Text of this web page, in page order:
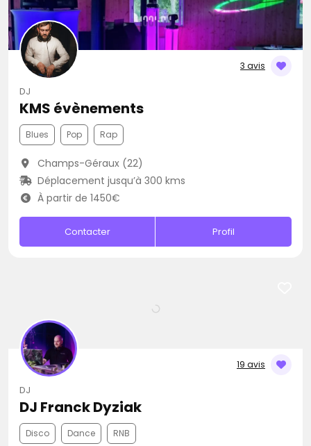
3 avis
DJ
KMS évènements
Blues Pop Rap
Champs-Géraux (22)
Déplacement jusqu’à 300 kms
À partir de 1450€
Contacter Profil
19 avis
DJ
DJ Franck Dyziak
Disco Dance RNB